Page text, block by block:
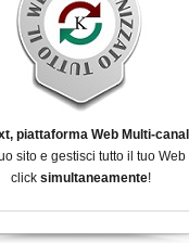
piattaforma Web Multi-
sito e gestisci tutto il tuo Web
click simultaneamente!